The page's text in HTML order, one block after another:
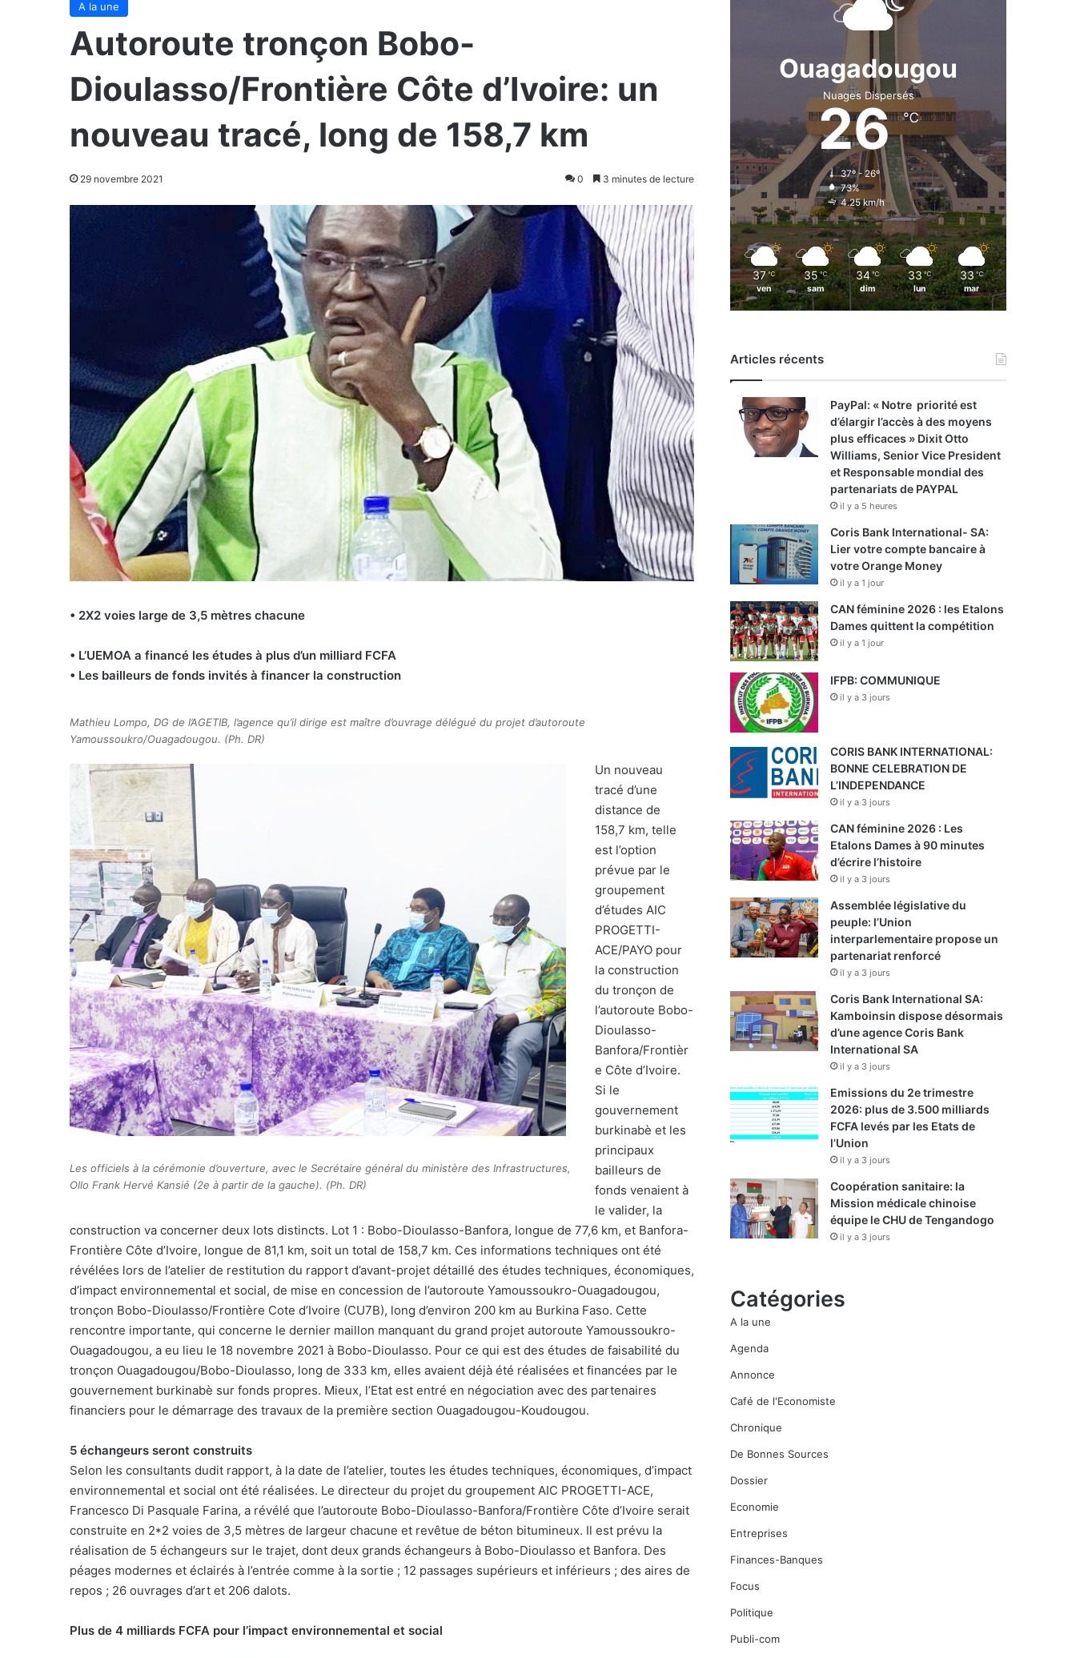
A la une
Autoroute tronçon Bobo-
Dioulasso/Frontière Côte d’Ivoire: un
nouveau tracé, long de 158,7 km
29 novembre 2021 0 3 minutes de lecture
• 2X2 voies large de 3,5 mètres chacune
• L’UEMOA a financé les études à plus d’un milliard FCFA
• Les bailleurs de fonds invités à financer la construction
Mathieu Lompo, DG de l’AGETIB, l’agence qu’il dirige est maître d’ouvrage délégué du projet d’autoroute
Yamoussoukro/Ouagadougou. (Ph. DR)
Les officiels à la cérémonie d’ouverture, avec le Secrétaire général du ministère des Infrastructures,
Ollo Frank Hervé Kansié (2e à partir de la gauche). (Ph. DR)
Un nouveau
tracé d’une
distance de
158,7 km, telle
est l’option
prévue par le
groupement
d’études AIC
PROGETTI-
ACE/PAYO pour
la construction
du tronçon de
l’autoroute Bobo-
Dioulasso-
Banfora/Frontièr
e Côte d’Ivoire.
Si le
gouvernement
burkinabè et les
principaux
bailleurs de
fonds venaient à
le valider, la
construction va concerner deux lots distincts. Lot 1 : Bobo-Dioulasso-Banfora, longue de 77,6 km, et Banfora-
Frontière Côte d’Ivoire, longue de 81,1 km, soit un total de 158,7 km. Ces informations techniques ont été
révélées lors de l’atelier de restitution du rapport d’avant-projet détaillé des études techniques, économiques,
d’impact environnemental et social, de mise en concession de l’autoroute Yamoussoukro-Ouagadougou,
tronçon Bobo-Dioulasso/Frontière Cote d’Ivoire (CU7B), long d’environ 200 km au Burkina Faso. Cette
rencontre importante, qui concerne le dernier maillon manquant du grand projet autoroute Yamoussoukro-
Ouagadougou, a eu lieu le 18 novembre 2021 à Bobo-Dioulasso. Pour ce qui est des études de faisabilité du
tronçon Ouagadougou/Bobo-Dioulasso, long de 333 km, elles avaient déjà été réalisées et financées par le
gouvernement burkinabè sur fonds propres. Mieux, l’Etat est entré en négociation avec des partenaires
financiers pour le démarrage des travaux de la première section Ouagadougou-Koudougou.
5 échangeurs seront construits
Selon les consultants dudit rapport, à la date de l’atelier, toutes les études techniques, économiques, d’impact
environnemental et social ont été réalisées. Le directeur du projet du groupement AIC PROGETTI-ACE,
Francesco Di Pasquale Farina, a révélé que l’autoroute Bobo-Dioulasso-Banfora/Frontière Côte d’Ivoire serait
construite en 2*2 voies de 3,5 mètres de largeur chacune et revêtue de béton bitumineux. Il est prévu la
réalisation de 5 échangeurs sur le trajet, dont deux grands échangeurs à Bobo-Dioulasso et Banfora. Des
péages modernes et éclairés à l’entrée comme à la sortie ; 12 passages supérieurs et inférieurs ; des aires de
repos ; 26 ouvrages d’art et 206 dalots.
Plus de 4 milliards FCFA pour l’impact environnemental et social
Ouagadougou
Nuages Dispersés
26℃
37º - 26º
73%
4.25 km/h
37 ℃
ven
35 ℃
sam
34 ℃
dim
33 ℃
lun
33 ℃
mar
Articles récents
PayPal: « Notre priorité est
d’élargir l’accès à des moyens
plus efficaces » Dixit Otto
Williams, Senior Vice President
et Responsable mondial des
partenariats de PAYPAL
il y a 5 heures
Coris Bank International- SA:
Lier votre compte bancaire à
votre Orange Money
il y a 1 jour
CAN féminine 2026 : les Etalons
Dames quittent la compétition
il y a 1 jour
IFPB: COMMUNIQUE
il y a 3 jours
CORIS BANK INTERNATIONAL:
BONNE CELEBRATION DE
L’INDEPENDANCE
il y a 3 jours
CAN féminine 2026 : Les
Etalons Dames à 90 minutes
d’écrire l’histoire
il y a 3 jours
Assemblée législative du
peuple: l’Union
interparlementaire propose un
partenariat renforcé
il y a 3 jours
Coris Bank International SA:
Kamboinsin dispose désormais
d’une agence Coris Bank
International SA
il y a 3 jours
Emissions du 2e trimestre
2026: plus de 3.500 milliards
FCFA levés par les Etats de
l’Union
il y a 3 jours
Coopération sanitaire: la
Mission médicale chinoise
équipe le CHU de Tengandogo
il y a 3 jours
Catégories
A la une
Agenda
Annonce
Café de l'Economiste
Chronique
De Bonnes Sources
Dossier
Economie
Entreprises
Finances-Banques
Focus
Politique
Publi-com